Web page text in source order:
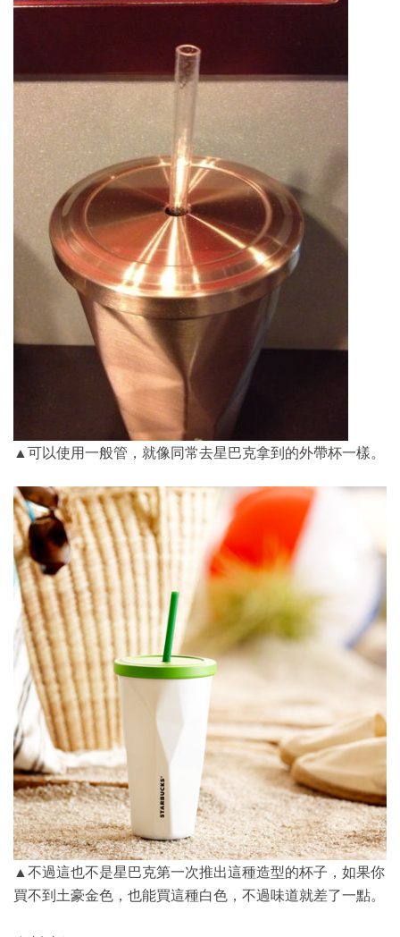
▲可以使用一般管，就像同常去星巴克拿到的外帶杯一樣。
▲不過這也不是星巴克第一次推出這種造型的杯子，如果你
買不到土豪金色，也能買這種白色，不過味道就差了一點。